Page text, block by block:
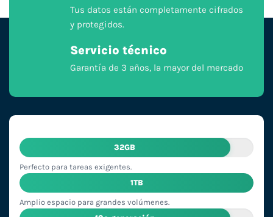
Tus datos están completamente cifrados
y protegidos.
Servicio técnico
Garantía de 3 años, la mayor del mercado
32GB
Perfecto para tareas exigentes.
1TB
Amplio espacio para grandes volúmenes.